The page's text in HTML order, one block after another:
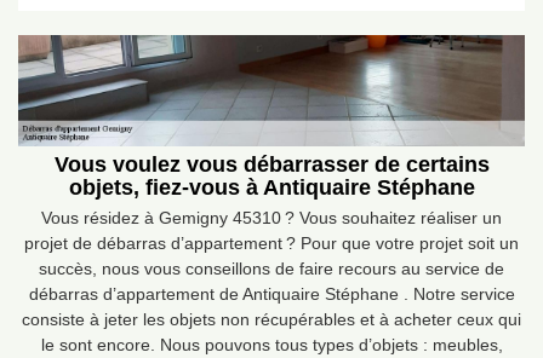
Vous voulez vous débarrasser de certains
objets, fiez-vous à Antiquaire Stéphane
Vous résidez à Gemigny 45310 ? Vous souhaitez réaliser un
projet de débarras d’appartement ? Pour que votre projet soit un
succès, nous vous conseillons de faire recours au service de
débarras d’appartement de Antiquaire Stéphane . Notre service
consiste à jeter les objets non récupérables et à acheter ceux qui
le sont encore. Nous pouvons tous types d’objets : meubles,